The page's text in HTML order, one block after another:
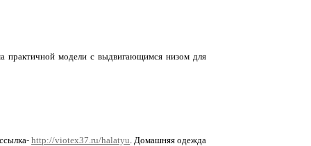
практичной модели с выдвигающимся низом для
http://viotex37.ru/halatyu. Домашняя одежда